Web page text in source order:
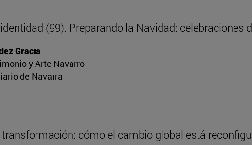
(99). Preparando la Navidad: celebraciones
Gracia
y Arte Navarro
de Navarra
cómo el cambio global está